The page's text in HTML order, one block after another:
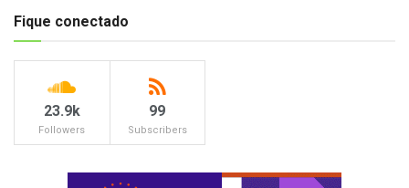
Fique conectado
23.9k
Followers
99
Subscribers